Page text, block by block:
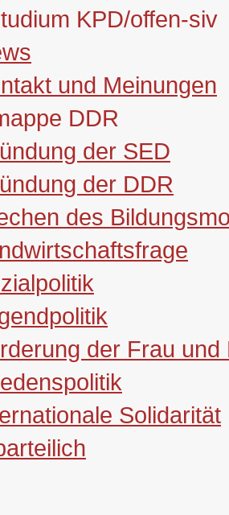
KPD/offen-siv
und Meinungen
DDR
der SED
der DDR
des
der Frau und
Solidarität